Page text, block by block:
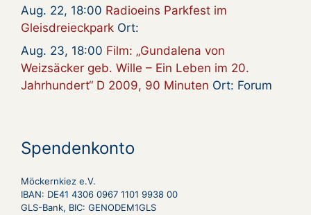
Aug. 22, 18:00 Radioeins Parkfest im
Gleisdreieckpark Ort:
Aug. 23, 18:00 Film: „Gundalena von
Weizsäcker geb. Wille – Ein Leben im 20.
Jahrhundert“ D 2009, 90 Minuten Ort: Forum
Spendenkonto
Möckernkiez e.V.
IBAN: DE41 4306 0967 1101 9938 00
GLS-Bank, BIC: GENODEM1GLS